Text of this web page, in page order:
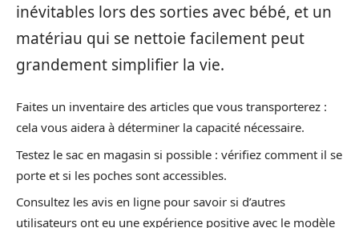
inévitables lors des sorties avec bébé, et un
matériau qui se nettoie facilement peut
grandement simplifier la vie.
Faites un inventaire des articles que vous transporterez :
cela vous aidera à déterminer la capacité nécessaire.
Testez le sac en magasin si possible : vérifiez comment il se
porte et si les poches sont accessibles.
Consultez les avis en ligne pour savoir si d’autres
utilisateurs ont eu une expérience positive avec le modèle